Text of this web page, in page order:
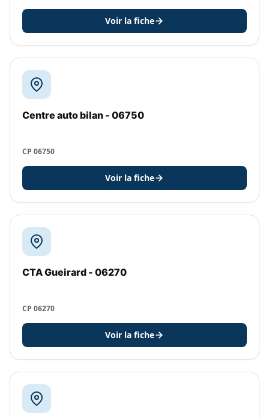
Voir la fiche
Centre auto bilan - 06750
CP 06750
Voir la fiche
CTA Gueirard - 06270
CP 06270
Voir la fiche